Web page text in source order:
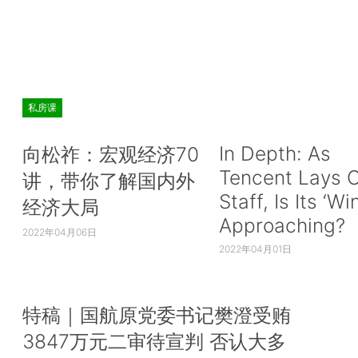
私房课
向松祚：宏观经济70
讲，带你了解国内外
经济大局
2022年04月06日
In Depth: As
Tencent Lays
Staff, Is Its
Approaching?
2022年04月01日
特稿｜国航原党委书记樊澄受贿
3847万元二审待宣判 否认大多